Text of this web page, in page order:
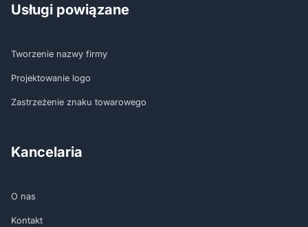
Usługi powiązane
Tworzenie nazwy firmy
Projektowanie logo
Zastrzeżenie znaku towarowego
Kancelaria
O nas
Kontakt